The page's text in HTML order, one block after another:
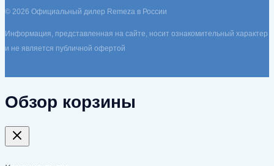
© 2026 Официальный дилер Remeza в России
Информация, представленная на сайте, носит ознакомительный характер
и не является публичной офертой
Обзор корзины